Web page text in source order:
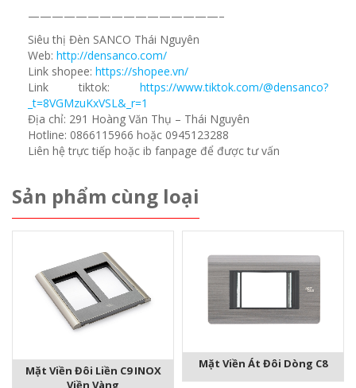
————————————————–
Siêu thị Đèn SANCO Thái Nguyên
Web: http://densanco.com/
Link shopee: https://shopee.vn/
Link tiktok: https://www.tiktok.com/@densanco?
_t=8VGMzuKxVSL&_r=1
Địa chỉ: 291 Hoàng Văn Thụ – Thái Nguyên
Hotline: 0866115966 hoặc 0945123288
Liên hệ trực tiếp hoặc ib fanpage để được tư vấn
Sản phẩm cùng loại
Mặt Viền Đôi Liền C9 INOX
Mặt Viền Át Đôi Dòng C8